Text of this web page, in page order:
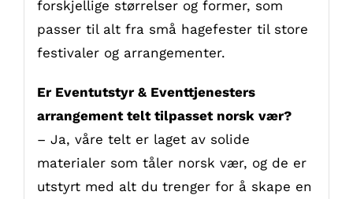
forskjellige størrelser og former, som
passer til alt fra små hagefester til store
festivaler og arrangementer.
Er Eventutstyr & Eventtjenesters
arrangement telt tilpasset norsk vær?
– Ja, våre telt er laget av solide
materialer som tåler norsk vær, og de er
utstyrt med alt du trenger for å skape en